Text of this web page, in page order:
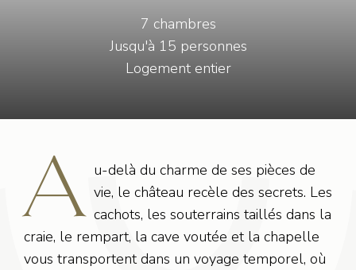
7 chambres
Jusqu'à 15 personnes
Logement entier
A u-delà du charme de ses pièces de
vie, le château recèle des secrets. Les
cachots, les souterrains taillés dans la
craie, le rempart, la cave voutée et la chapelle
vous transportent dans un voyage temporel, où